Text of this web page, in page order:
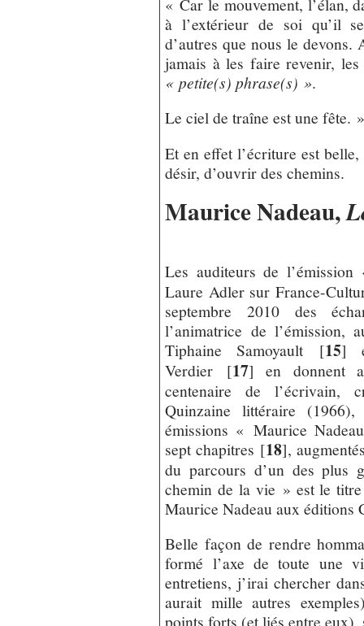
à l’extérieur de soi qu’il
d’autres que nous le
jamais à les faire revenir,
« petite(s) phrase(s) ».
Le ciel de traîne est une fête.
Et en effet l’écriture est
désir, d’ouvrir des chemins.
Maurice Nadeau,
Les auditeurs de
Laure Adler sur France-
septembre 2010 des
l’animatrice de l’émission,
Tiphaine Samoyault[15]
Verdier [17] en donnent
centenaire de l’écrivain,
Quinzaine littéraire
émissions « Maurice
sept chapitres [18],
du parcours d’un des plus
chemin de la vie » est le
Maurice Nadeau aux éditions
Belle façon de rendre
formé l’axe de toute une
entretiens, j’irai chercher
aurait mille autres
points forts (et liés entre